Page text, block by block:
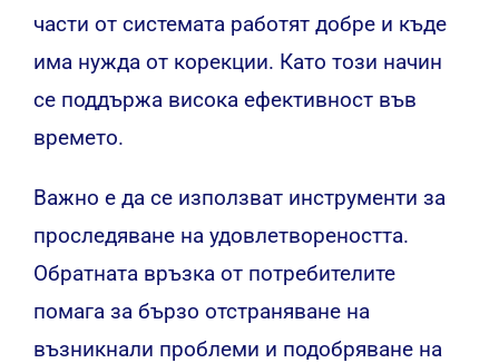
части от системата работят добре и къде
има нужда от корекции. Като този начин
се поддържа висока ефективност във
времето.
Важно е да се използват инструменти за
проследяване на удовлетвореността.
Обратната връзка от потребителите
помага за бързо отстраняване на
възникнали проблеми и подобряване на